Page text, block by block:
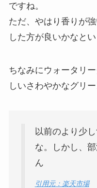
ですね。
ただ、やはり香りが
した方が良いかなと
ちなみにウォータリ
しいさわやかなグリ
以前のより少
な。しかし、
ん
引用元：楽天市場